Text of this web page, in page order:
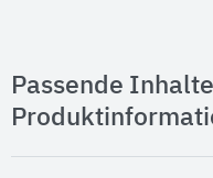
Passende